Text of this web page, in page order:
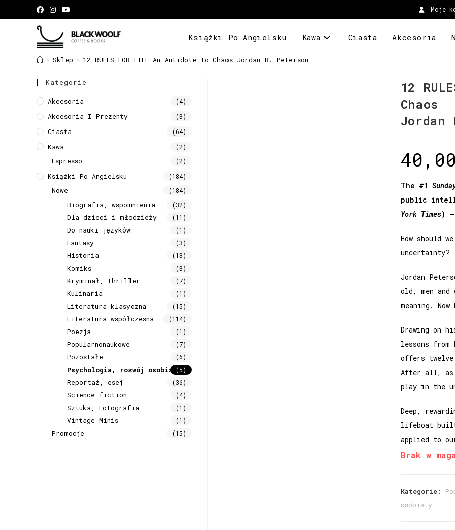
Moje
Książki Po Angielsku Kawa Ciasta Akcesoria
> Sklep > 12 RULES FOR LIFE An Antidote to Chaos Jordan B. Peterson
12
Chaos
Jordan
The #1
public
York Times) –
How should
uncertainty?
Jordan
old, men
meaning.
Drawing on
lessons from
offers
After all, as
play in the
Deep,
lifeboat
applied to
Brak w
Kategorie:
osobisty
Kategorie
Akcesoria (4)
Akcesoria I Prezenty (3)
Ciasta (64)
Kawa (2)
Espresso (2)
Książki Po Angielsku (184)
Nowe (184)
Biografia, wspomnienia (32)
Dla dzieci i młodzieży (11)
Do nauki języków (1)
Fantasy (3)
Historia (13)
Komiks (3)
Kryminał, thriller (7)
Kulinaria (1)
Literatura klasyczna (15)
Literatura współczesna (114)
Poezja (1)
Popularnonaukowe (7)
Pozostałe (6)
Psychologia, rozwój osobisty(5)
Reportaż, esej (36)
Science-fiction (4)
Sztuka, Fotografia (1)
Vintage Minis (1)
Promocje (15)